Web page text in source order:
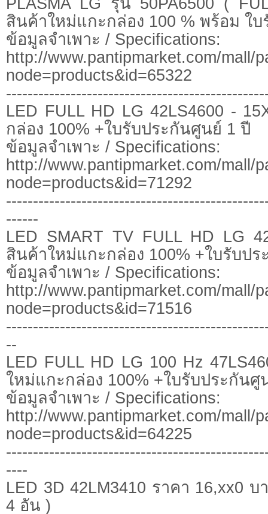
สินค้าใหม่แกะกล่อง 100 % พร้อม ใบ
ข้อมูลจำเพาะ / Specifications:
http://www.pantipmarket.com/mall/
node=products&id=65322
LED FULL HD LG 42LS4600 -
กล่อง 100% +ใบรับประกันศูนย์ 1 ปี
ข้อมูลจำเพาะ / Specifications:
http://www.pantipmarket.com/mall/
node=products&id=71292
------
LED SMART TV FULL HD LG
สินค้าใหม่แกะกล่อง 100% +ใบรับป
ข้อมูลจำเพาะ / Specifications:
http://www.pantipmarket.com/mall/
node=products&id=71516
--
LED FULL HD LG 100 Hz
ใหม่แกะกล่อง 100% +ใบรับประกันศู
ข้อมูลจำเพาะ / Specifications:
http://www.pantipmarket.com/mall/
node=products&id=64225
----
LED 3D 42LM3410 ราคา 16,xx0
4 อัน )